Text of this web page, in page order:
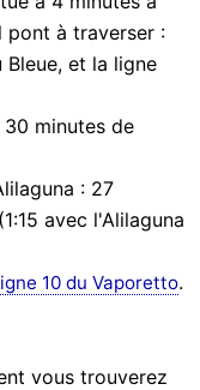
pont à traverser :
Bleue, et la ligne
30 minutes de
: 27
(1:15 avec l'Alilaguna
10 du Vaporetto.
vous trouverez